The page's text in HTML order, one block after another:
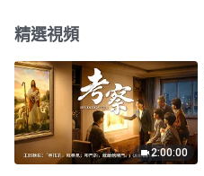
精選視頻
2:00:00